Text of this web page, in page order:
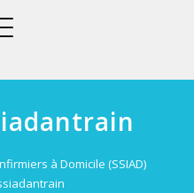
masquer
à Domicile (SSIAD)